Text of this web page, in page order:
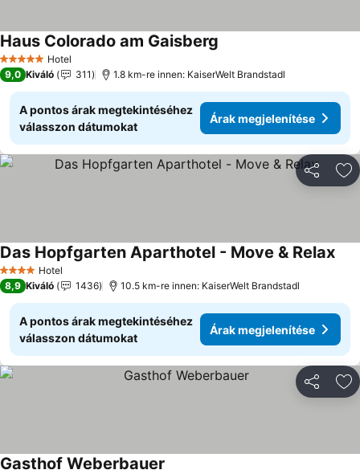
5 KategóriaHotel
Haus Colorado am Gaisberg
9,0 Kiváló 311 1.8 km-re innen: KaiserWelt Brandstadl
A pontos árak megtekintéséhez
válasszon dátumokat
Árak megjelenítése
4 KategóriaHotel
Das Hopfgarten Aparthotel - Move & Relax
8,9 Kiváló 1436 10.5 km-re innen: KaiserWelt Brandstadl
A pontos árak megtekintéséhez
válasszon dátumokat
Árak megjelenítése
Gasthof Weberbauer